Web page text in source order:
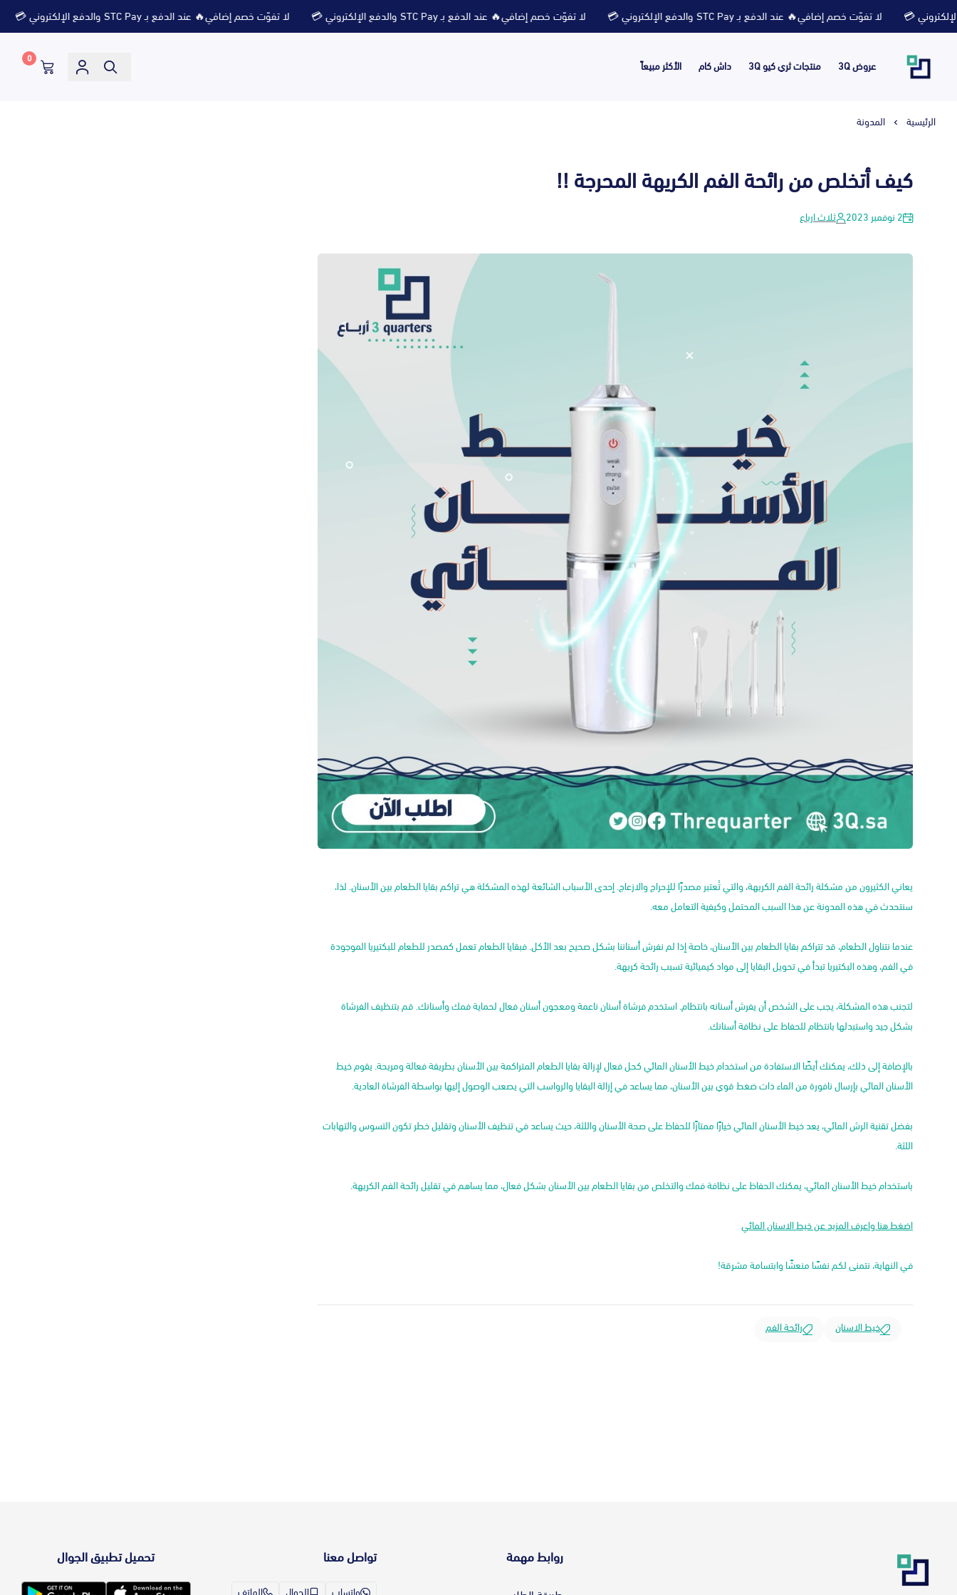
لا تفوّت خصم إضافي🔥 عند الدفع بـ STC Pay والدفع الإلكتروني 💳 لا تفوّت خصم إضافي🔥 عند الدفع بـ STC Pay والدفع الإلكتروني 💳 لا تفوّت خصم إضافي🔥 عند الدفع بـ STC Pay والدفع الإلكتروني 💳
عروض 3Q منتجات ثري كيو 3Q داش كام الأكثر مبيعاً
0
الرئيسية المدونة
كيف أتخلص من رائحة الفم الكريهة المحرجة !!
2 نوفمبر 2023 ثلاث ارباع
يعاني الكثيرون من مشكلة رائحة الفم الكريهة، والتي تُعتبر مصدرًا للإحراج والازعاج. إحدى الأسباب الشائعة لهذه المشكلة هي تراكم بقايا الطعام بين الأسنان. لذا،
سنتحدث في هذه المدونة عن هذا السبب المحتمل وكيفية التعامل معه.
عندما نتناول الطعام، قد تتراكم بقايا الطعام بين الأسنان، خاصة إذا لم نفرش أسناننا بشكل صحيح بعد الأكل. فبقايا الطعام تعمل كمصدر للطعام للبكتيريا الموجودة
في الفم، وهذه البكتيريا تبدأ في تحويل البقايا إلى مواد كيميائية تسبب رائحة كريهة.
لتجنب هذه المشكلة، يجب على الشخص أن يفرش أسنانه بانتظام. استخدم فرشاة أسنان ناعمة ومعجون أسنان فعال لحماية فمك وأسنانك. قم بتنظيف الفرشاة
بشكل جيد واستبدلها بانتظام للحفاظ على نظافة أسنانك.
بالإضافة إلى ذلك، يمكنك أيضًا الاستفادة من استخدام خيط الأسنان المائي كحل فعال لإزالة بقايا الطعام المتراكمة بين الأسنان بطريقة فعالة ومريحة. يقوم خيط
الأسنان المائي بإرسال نافورة من الماء ذات ضغط قوي بين الأسنان، مما يساعد في إزالة البقايا والرواسب التي يصعب الوصول إليها بواسطة الفرشاة العادية.
بفضل تقنية الرش المائي، يعد خيط الأسنان المائي خيارًا ممتازًا للحفاظ على صحة الأسنان واللثة، حيث يساعد في تنظيف الأسنان وتقليل خطر تكون التسوس والتهابات
اللثة.
باستخدام خيط الأسنان المائي، يمكنك الحفاظ على نظافة فمك والتخلص من بقايا الطعام بين الأسنان بشكل فعال، مما يساهم في تقليل رائحة الفم الكريهة.
اضغط هنا واعرف المزيد عن خيط الاسنان المائي
في النهاية، نتمنى لكم نفسًا منعشًا وابتسامة مشرقة!
خيط الاسنان رائحة الفم
روابط مهمة تواصل معنا تحميل تطبيق الجوال